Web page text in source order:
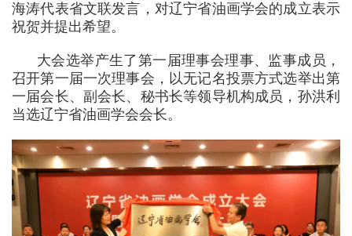
海涛代表省文联发言，对辽宁省油画学会的成立表示
祝贺并提出希望。
大会选举产生了第一届理事会理事、监事成员，
召开第一届一次理事会，以无记名投票方式选举出第
一届会长、副会长、秘书长等领导机构成员，孙洪利
当选辽宁省油画学会会长。